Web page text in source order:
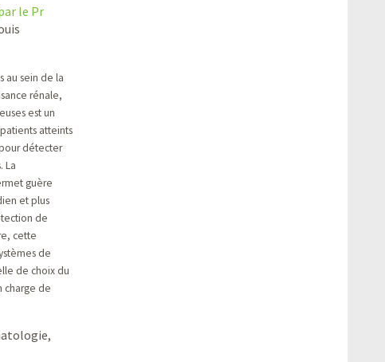
le Pr
au sein de la
rénale,
est un
atteints
détecter
La
guère
et plus
de
cette
de
de choix du
charge de